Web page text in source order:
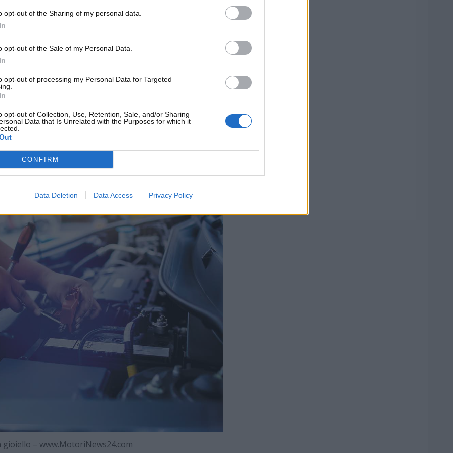
opt-out of the Sharing of my personal data.
opt-out of the Sale of my Personal Data.
opt-out of processing my Personal Data for Targeted
opt-out of Collection, Use, Retention, Sale, and/or Sharing
Data that Is Unrelated with the Purposes for which it
CONFIRM
Data Deletion Data Access Privacy Policy
esclusivi e costosi, la Ferrari LaFerrari
che dovevano essere ancora meno ma la casa non
– che ad oggi
solo, pensate ai suoi componenti.
del motore
7,2 chilometri con un litro ed ha un serbatoio da circa 70
20 euro in più per ogni kilowatt oltre i 185 e
facilmente capire che anche le tasse sono un bel
– www.MotoriNews24.com